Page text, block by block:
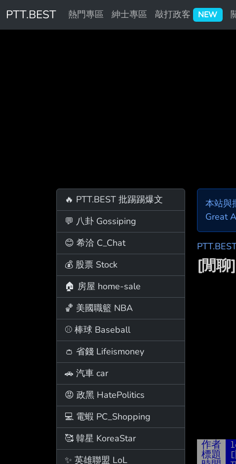
PTT.BEST 熱門專區 紳士專區 敲打政客 NEW
🔥 PTT.BEST 批踢踢爆文
💬 八卦 Gossiping
😊 希洽 C_Chat
💰 股票 Stock
🏠 房屋 home-sale
🏀 美國職籃 NBA
⚾ 棒球 Baseball
👛 省錢 Lifeismoney
🚗 汽車 car
😡 政黑 HatePolitics
💻 電蝦 PC_Shopping
🥰 韓星 KoreaStar
✨ 英雄聯盟 LoL
本站與
Great
[閒
作者
標題